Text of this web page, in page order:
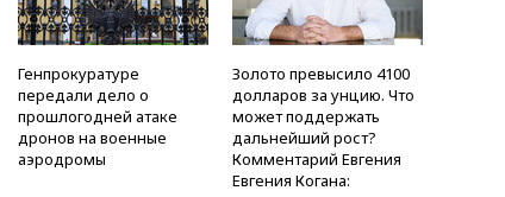
Генпрокуратуре
передали дело о
прошлогодней атаке
дронов на военные
аэродромы
Золото превысило 4100
долларов за унцию. Что
может поддержать
дальнейший рост?
Комментарий Евгения
Евгения Когана: